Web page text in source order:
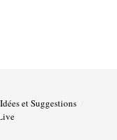
Idées et Suggestions